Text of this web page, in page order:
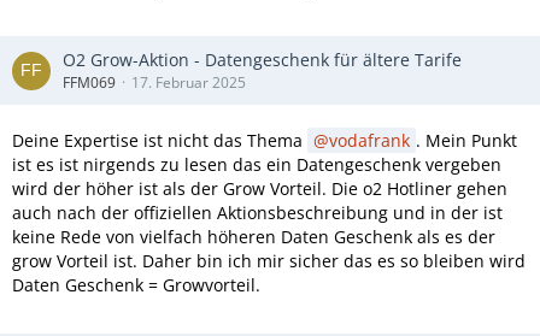
O2 Grow-Aktion - Datengeschenk für ältere Tarife
FFM069 17. Februar 2025
Deine Expertise ist nicht das Thema vodafrank . Mein Punkt
ist es ist nirgends zu lesen das ein Datengeschenk vergeben
wird der höher ist als der Grow Vorteil. Die o2 Hotliner gehen
auch nach der offiziellen Aktionsbeschreibung und in der ist
keine Rede von vielfach höheren Daten Geschenk als es der
grow Vorteil ist. Daher bin ich mir sicher das es so bleiben wird
Daten Geschenk = Growvorteil.